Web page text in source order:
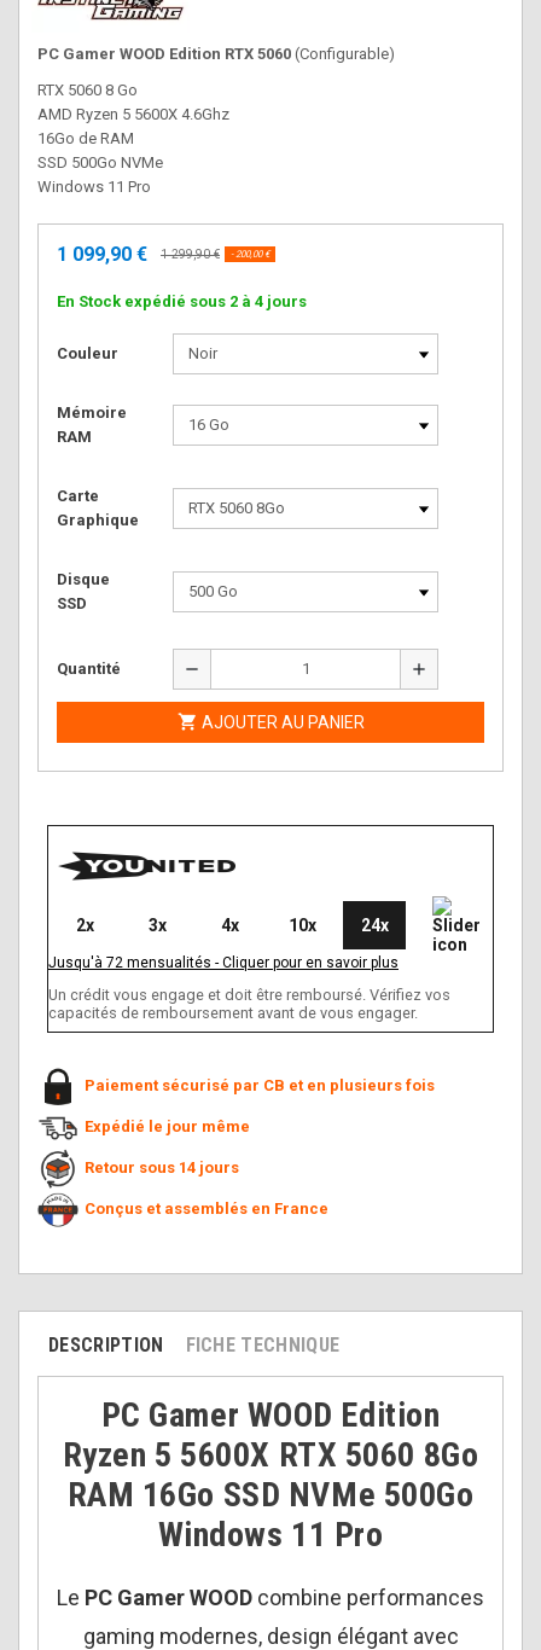
PC Gamer WOOD Edition RTX 5060 (Configurable)
RTX 5060 8 Go
AMD Ryzen 5 5600X 4.6Ghz
16Go de RAM
SSD 500Go NVMe
Windows 11 Pro
1 099,90 € 1 299,90 € - 200,00 €
En Stock expédié sous 2 à 4 jours
Couleur
Mémoire
RAM
Carte
Graphique
Disque
SSD
Quantité remove add
 AJOUTER AU PANIER
2x 3x 4x 10x 24x
Jusqu'à 72 mensualités - Cliquer pour en savoir plus
Un crédit vous engage et doit être remboursé. Vérifiez vos
capacités de remboursement avant de vous engager.
Paiement sécurisé par CB et en plusieurs fois
Expédié le jour même
Retour sous 14 jours
Conçus et assemblés en France
DESCRIPTION FICHE TECHNIQUE
PC Gamer WOOD Edition
Ryzen 5 5600X RTX 5060 8Go
RAM 16Go SSD NVMe 500Go
Windows 11 Pro
Le PC Gamer WOOD combine performances
gaming modernes, design élégant avec